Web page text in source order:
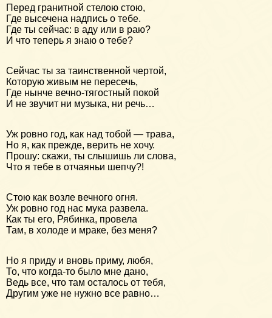
Перед гранитной стелою стою,
Где высечена надпись о тебе.
Где ты сейчас: в аду или в раю?
И что теперь я знаю о тебе?
Сейчас ты за таинственной чертой,
Которую живым не пересечь,
Где нынче вечно-тягостный покой
И не звучит ни музыка, ни речь…
Уж ровно год, как над тобой — трава,
Но я, как прежде, верить не хочу.
Прошу: скажи, ты слышишь ли слова,
Что я тебе в отчаяньи шепчу?!
Стою как возле вечного огня.
Уж ровно год нас мука развела.
Как ты его, Рябинка, провела
Там, в холоде и мраке, без меня?
Но я приду и вновь приму, любя,
То, что когда-то было мне дано,
Ведь все, что там осталось от тебя,
Другим уже не нужно все равно…